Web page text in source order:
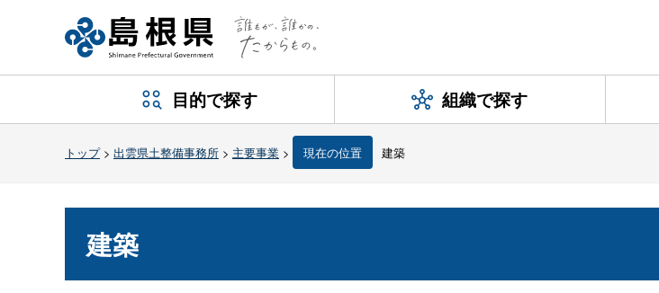
目的で探す 組織で探す
トップ> 出雲県土整備事務所 > 主要事業 > 現在の位置 建築
建築